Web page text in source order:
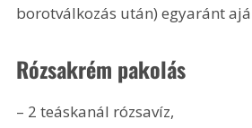
borotválkozás után) egyaránt
Rózsakrém pakolás
– 2 teáskanál rózsavíz,